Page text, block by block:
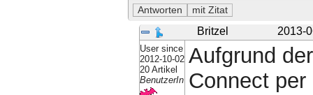
Britzel 2013-
User since
2012-10-02
20 Artikel
BenutzerIn
Aufgrund
Connect